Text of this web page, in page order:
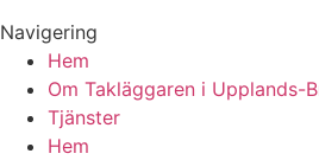
Navigering
Hem
Om Takläggaren i Upplands-
Tjänster
Hem